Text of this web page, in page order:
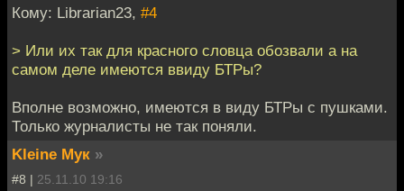
Кому: Librarian23, #4
> Или их так для красного словца обозвали а на
самом деле имеются ввиду БТРы?
Вполне возможно, имеются в виду БТРы с пушками.
Только журналисты не так поняли.
Kleine Мук »
#8 | 25.11.10 19:16